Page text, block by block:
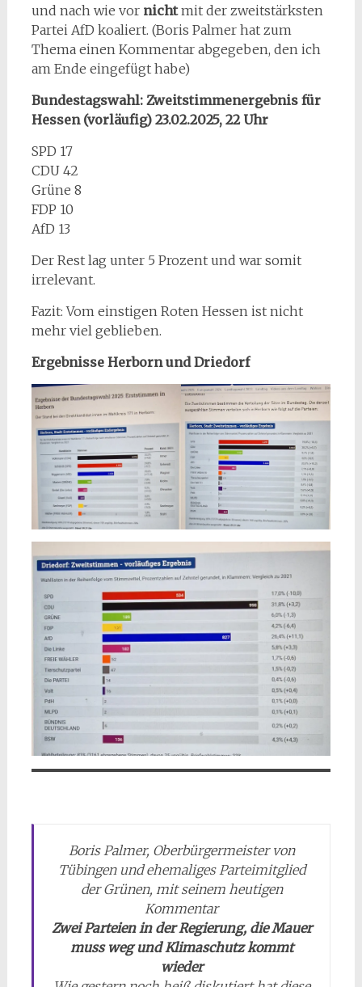
und nach wie vor nichtmit der zweitstärksten
Partei AfD koaliert. (Boris Palmer hat zum
Thema einen Kommentar abgegeben, den ich
am Ende eingefügt habe)
Bundestagswahl: Zweitstimmenergebnis für
Hessen (vorläufig) 23.02.2025, 22 Uhr
SPD 17
CDU 42
Grüne 8
FDP 10
AfD 13
Der Rest lag unter 5 Prozent und war somit
irrelevant.
Fazit: Vom einstigen Roten Hessen ist nicht
mehr viel geblieben.
Ergebnisse Herborn und Driedorf
Boris Palmer, Oberbürgermeister von
Tübingen und ehemaliges Parteimitglied
der Grünen, mit seinem heutigen
Kommentar
Zwei Parteien in der Regierung, die Mauer
muss weg und Klimaschutz kommt
wieder